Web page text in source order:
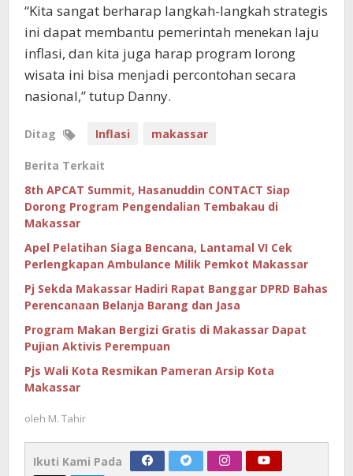
“Kita sangat berharap langkah-langkah strategis
ini dapat membantu pemerintah menekan laju
inflasi, dan kita juga harap program lorong
wisata ini bisa menjadi percontohan secara
nasional,” tutup Danny.
Ditag Inflasi makassar
Berita Terkait
8th APCAT Summit, Hasanuddin CONTACT Siap
Dorong Program Pengendalian Tembakau di
Makassar
Apel Pelatihan Siaga Bencana, Lantamal VI Cek
Perlengkapan Ambulance Milik Pemkot Makassar
Pj Sekda Makassar Hadiri Rapat Banggar DPRD Bahas
Perencanaan Belanja Barang dan Jasa
Program Makan Bergizi Gratis di Makassar Dapat
Pujian Aktivis Perempuan
Pjs Wali Kota Resmikan Pameran Arsip Kota
Makassar
oleh M. Tahir
Ikuti Kami Pada